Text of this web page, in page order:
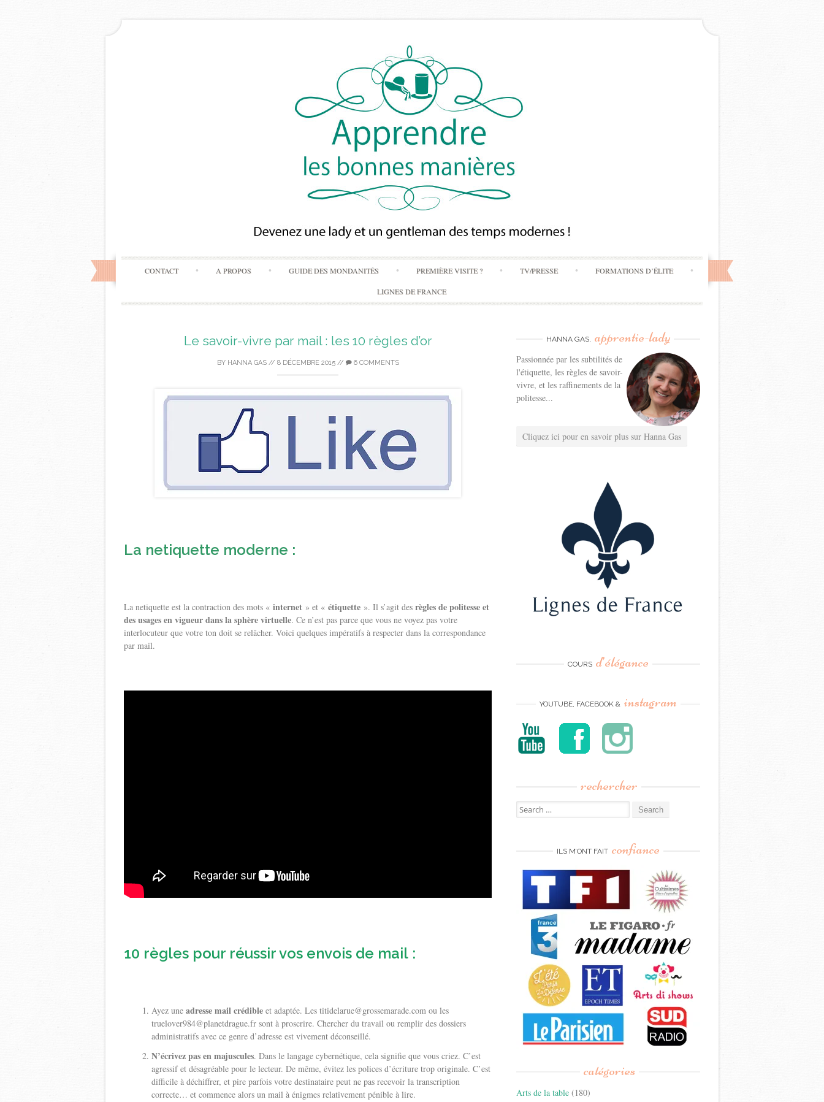
Skip
to
content
CONTACT A PROPOS GUIDE DES MONDANITÉS PREMIÈRE VISITE ? TV/PRESSE FORMATIONS D’ÉLITE
LIGNES DE FRANCE
Le savoir-vivre par mail : les 10 règles d’or
BY HANNA GAS// 8 DÉCEMBRE 2015// 6 COMMENTS
La netiquette moderne :
La netiquette est la contraction des mots « internet » et « étiquette ». Il s’agit des règles de politesse et
des usages en vigueur dans la sphère virtuelle. Ce n’est pas parce que vous ne voyez pas votre
interlocuteur que votre ton doit se relâcher. Voici quelques impératifs à respecter dans la correspondance
par mail.
10 règles pour réussir vos envois de mail :
Ayez une adresse mail crédible et adaptée. Les titidelarue@grossemarade.com ou les
truelover984@planetdrague.fr sont à proscrire. Chercher du travail ou remplir des dossiers
administratifs avec ce genre d’adresse est vivement déconseillé.
N’écrivez pas en majuscules. Dans le langage cybernétique, cela signifie que vous criez. C’est
agressif et désagréable pour le lecteur. De même, évitez les polices d’écriture trop originale. C’est
difficile à déchiffrer, et pire parfois votre destinataire peut ne pas recevoir la transcription
correcte… et commence alors un mail à énigmes relativement pénible à lire.
HANNA GAS, apprentie-lady
Passionnée par les subtilités de
l'étiquette, les règles de savoir-
vivre, et les raffinements de la
politesse...
Cliquez ici pour en savoir plus sur Hanna Gas
COURS d’élégance
YOUTUBE, FACEBOOK & instagram
rechercher
Search
for:
ILS M’ONT FAIT confiance
catégories
Arts de la table (180)